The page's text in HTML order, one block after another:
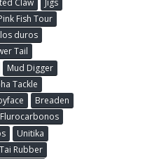
Fish Tour
duros
Tail
Mud Digger
Tackle
Breaden
Flurocarbonos
Unitika
Rubber